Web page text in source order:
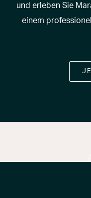
und erleben Sie
einem